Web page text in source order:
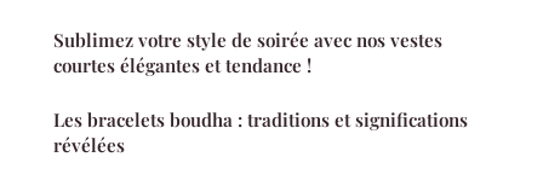
Sublimez votre style de soirée avec nos vestes
courtes élégantes et tendance !
Les bracelets boudha : traditions et significations
révélées